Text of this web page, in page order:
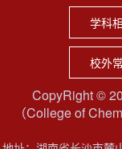
学科
校外
CopyRight ©
（College of